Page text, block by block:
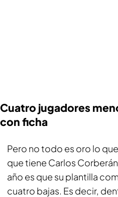
Cuatro jugadores
con ficha
Pero no todo es oro lo
que tiene Carlos
año es que su plantilla
cuatro bajas. Es decir,